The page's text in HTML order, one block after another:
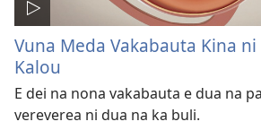
Vuna Meda Vakabauta Kina
Kalou
E dei na nona vakabauta e dua na
vereverea ni dua na ka buli.